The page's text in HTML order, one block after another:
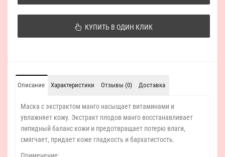
КУПИТЬ В ОДИН КЛИК
Описание Характеристики Отзывы (0) Доставка
Маска с экстрактом манго насыщает витаминами и
увлажняет кожу. Экстракт плодов манго восстанавливает
липидный баланс кожи и предотвращает потерю влаги,
смягчает, придает коже гладкость и бархатистость.